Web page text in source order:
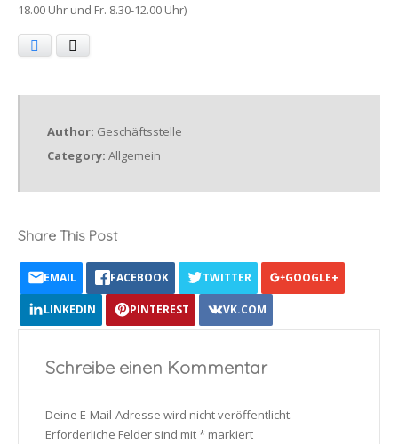
18.00 Uhr und Fr. 8.30-12.00 Uhr)
Facebook
Author: Geschäftsstelle
Category: Allgemein
Share This Post
EMAIL FACEBOOK TWITTER GOOGLE+
LINKEDIN PINTEREST VK.COM
Schreibe einen Kommentar
Deine E-Mail-Adresse wird nicht veröffentlicht.
Erforderliche Felder sind mit* markiert